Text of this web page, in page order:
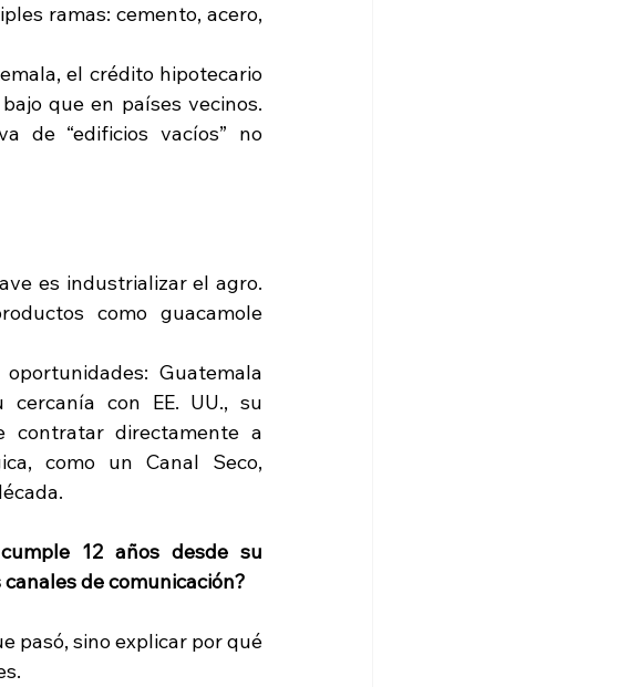
ramas: cemento, acero,
el crédito hipotecario
que en países vecinos.
de “edificios vacíos” no
es industrializar el agro.
como guacamole
Guatemala
con EE. UU., su
contratar directamente a
como un Canal Seco,
12 años desde su
de comunicación?
pasó, sino explicar por qué